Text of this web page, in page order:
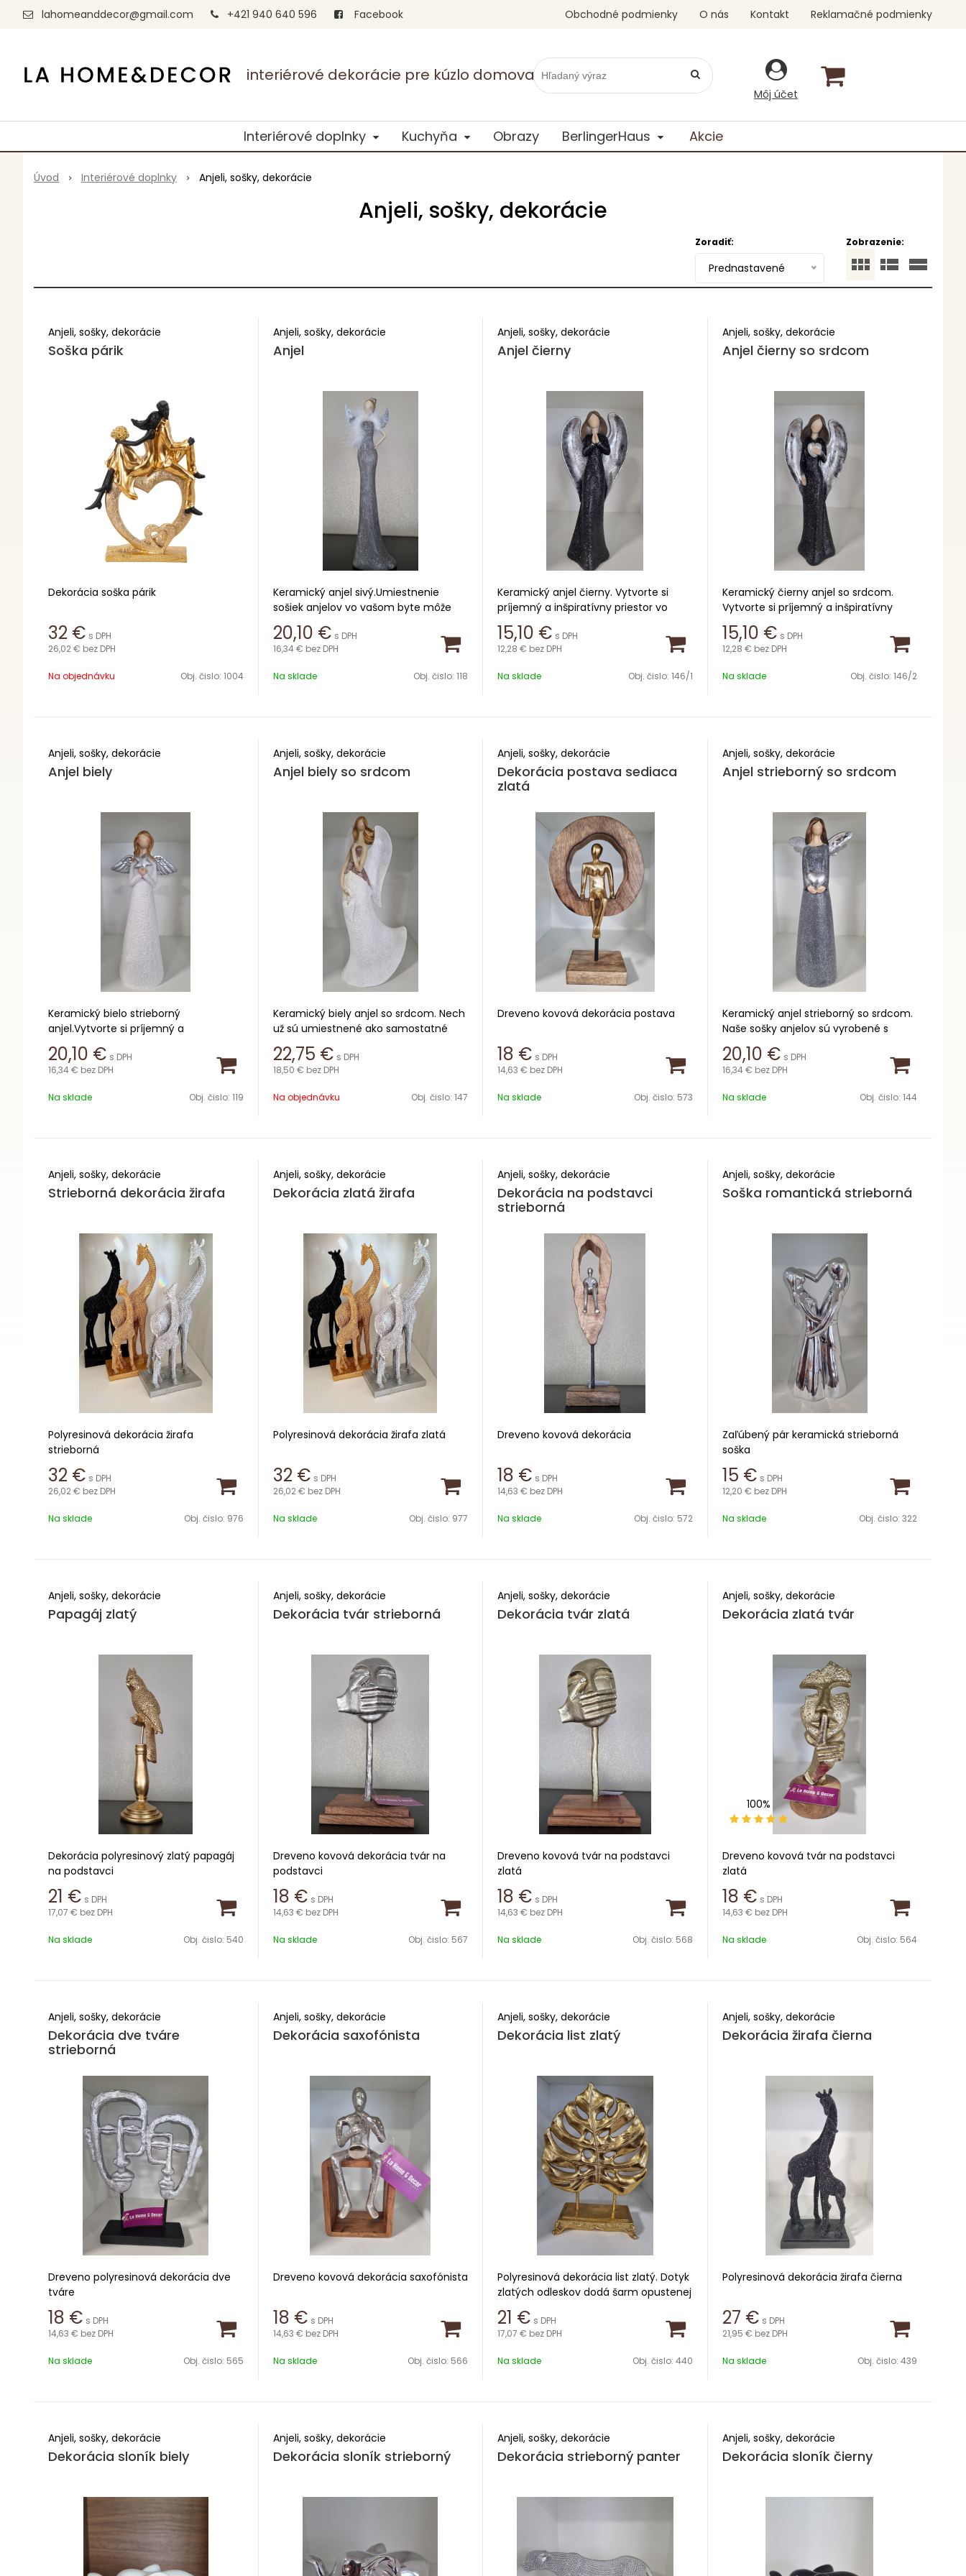
interiérové dekorácie pre kúzlo domova
lahomeanddecor@gmail.com +421 940 640 596 Facebook
Môj účet
Obchodné podmienky O nás Kontakt Reklamačné podmienky
Interiérové doplnky Kuchyňa Obrazy BerlingerHaus Akcie
Úvod Interiérové doplnky Anjeli, sošky, dekorácie
Anjeli, sošky, dekorácie
Zobrazenie:
Zoradiť:
Prednastavené
Anjeli, sošky, dekorácie
Soška párik
Dekorácia soška párik
Výška 33 cm
Šírka 24,5 cm
32 € s DPH
26,02 € bez DPH
Na objednávku Obj. čislo: 1004
Anjeli, sošky, dekorácie
Anjel
Keramický anjel sivý.Umiestnenie
sošiek anjelov vo vašom byte môže
byť viac než len dekoratívnym prvkov
- môžu tiež evokovať pocit ochrany a
duchovnej prítomnosti.
Výška 39 cm
20,10 € s DPH
16,34 € bez DPH
Na sklade Obj. čislo: 118
Anjeli, sošky, dekorácie
Anjel čierny
Keramický anjel čierny. Vytvorte si
príjemný a inšpiratívny priestor vo
svojom byte či dome s našimi
prekrásnymi sochami anjelov.
15,10 € s DPH
12,28 € bez DPH
Na sklade Obj. čislo: 146/1
Anjeli, sošky, dekorácie
Anjel čierny so srdcom
Keramický čierny anjel so srdcom.
Vytvorte si príjemný a inšpiratívny
priestor vo svojom byte s našimi
prekrásnymi sochami anjelov.
15,10 € s DPH
12,28 € bez DPH
Na sklade Obj. čislo: 146/2
Anjeli, sošky, dekorácie
Anjel biely
Keramický bielo strieborný
anjel.Vytvorte si príjemný a
inšpiratívny priestor vo svojom byte s
našimi prekrásnymi sochami anjelov.
Nech už sú umiestnené ako
širšej dekorácie,
20,10 € s DPH
16,34 € bez DPH
Na sklade Obj. čislo: 119
Anjeli, sošky, dekorácie
Anjel biely so srdcom
Keramický biely anjel so srdcom. Nech
už sú umiestnené ako samostatné
kúsky alebo sú súčasťou širšej
dekorácie, tieto sošky prinesú do
vášho bytu či domu duchovný dotyk a
v každom okamihu.
22,75 € s DPH
18,50 € bez DPH
Na objednávku Obj. čislo: 147
Anjeli, sošky, dekorácie
Dekorácia postava sediaca
zlatá
Dreveno kovová dekorácia postava
Výška 27 cm
Priemer 15 cm
18 € s DPH
14,63 € bez DPH
Na sklade Obj. čislo: 573
Anjeli, sošky, dekorácie
Anjel strieborný so srdcom
Keramický anjel strieborný so srdcom.
Naše sošky anjelov sú vyrobené s
veľkou pozornosťou k detailom, aby
prinášali do vášho interiéru krásu a
eleganciu.
Výška 31 cm
20,10 € s DPH
16,34 € bez DPH
Na sklade Obj. čislo: 144
Anjeli, sošky, dekorácie
Strieborná dekorácia žirafa
Polyresinová dekorácia žirafa
strieborná
Výška 26 cm
32 € s DPH
26,02 € bez DPH
Na sklade Obj. čislo: 976
Anjeli, sošky, dekorácie
Dekorácia zlatá žirafa
Polyresinová dekorácia žirafa zlatá
Výška 26 cm
32 € s DPH
26,02 € bez DPH
Na sklade Obj. čislo: 977
Anjeli, sošky, dekorácie
Dekorácia na podstavci
strieborná
Dreveno kovová dekorácia
Výška 42 cm
18 € s DPH
14,63 € bez DPH
Na sklade Obj. čislo: 572
Anjeli, sošky, dekorácie
Soška romantická strieborná
Zaľúbený pár keramická strieborná
soška
Výška 19,5 cm
15 € s DPH
12,20 € bez DPH
Na sklade Obj. čislo: 322
Anjeli, sošky, dekorácie
Papagáj zlatý
Dekorácia polyresinový zlatý papagáj
na podstavci
Výška 35 cm
21 € s DPH
17,07 € bez DPH
Na sklade Obj. čislo: 540
Anjeli, sošky, dekorácie
Dekorácia tvár strieborná
Dreveno kovová dekorácia tvár na
podstavci
Výška 34 cm
18 € s DPH
14,63 € bez DPH
Na sklade Obj. čislo: 567
Anjeli, sošky, dekorácie
Dekorácia tvár zlatá
Dreveno kovová tvár na podstavci
zlatá
Výška 34 cm
18 € s DPH
14,63 € bez DPH
Na sklade Obj. čislo: 568
Anjeli, sošky, dekorácie
Dekorácia zlatá tvár
100%
Dreveno kovová tvár na podstavci
zlatá
Výška 28,5 cm
18 € s DPH
14,63 € bez DPH
Na sklade Obj. čislo: 564
Anjeli, sošky, dekorácie
Dekorácia dve tváre
strieborná
Dreveno polyresinová dekorácia dve
tváre
Výška 28,5 cm
18 € s DPH
14,63 € bez DPH
Na sklade Obj. čislo: 565
Anjeli, sošky, dekorácie
Dekorácia saxofónista
Dreveno kovová dekorácia saxofónista
Výška 27,5 cm
Šírka 12,8 cm
18 € s DPH
14,63 € bez DPH
Na sklade Obj. čislo: 566
Anjeli, sošky, dekorácie
Dekorácia list zlatý
Polyresinová dekorácia list zlatý. Dotyk
zlatých odleskov dodá šarm opustenej
poličke aj komode či stole. Dekorácia
sa hodí do interiéru v štýle glamour.
21 € s DPH
17,07 € bez DPH
Na sklade Obj. čislo: 440
Anjeli, sošky, dekorácie
Dekorácia žirafa čierna
Polyresinová dekorácia žirafa čierna
Výška 26 cm
Šírka 12 cm
27 € s DPH
21,95 € bez DPH
Na sklade Obj. čislo: 439
Anjeli, sošky, dekorácie
Dekorácia sloník biely
Anjeli, sošky, dekorácie
Dekorácia sloník strieborný
Anjeli, sošky, dekorácie
Dekorácia strieborný panter
Anjeli, sošky, dekorácie
Dekorácia sloník čierny